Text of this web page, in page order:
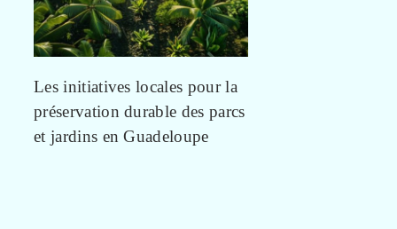
Les initiatives locales pour la
préservation durable des parcs
et jardins en Guadeloupe